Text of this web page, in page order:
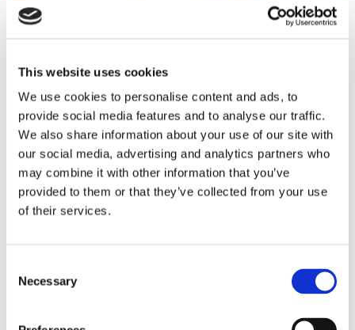
This website uses cookies
We use cookies to personalise content and ads, to
provide social media features and to analyse our traffic.
We also share information about your use of our site with
our social media, advertising and analytics partners who
may combine it with other information that you’ve
provided to them or that they’ve collected from your use
of their services.
Selection
Necessary
”Förvånansvärt svag
tankmarknad”
I sin sista marknadsutblick innan han lämnar över
till Erik Lewenhaupt skriver vd Kim Ullman på
Concordia Maritime att tankmarknaden är
fortsatt förvånansvärt svag.